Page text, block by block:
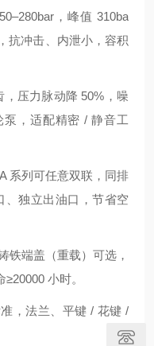
，峰值 310ba
抗冲击、内泄小，容积
压力脉动降 50%，噪
，适配精密 / 静音工
系列可任意双联，同排
、独立出油口，节省空
铁端盖（重载）可选，
小时。
，法兰、平键 / 花键 /